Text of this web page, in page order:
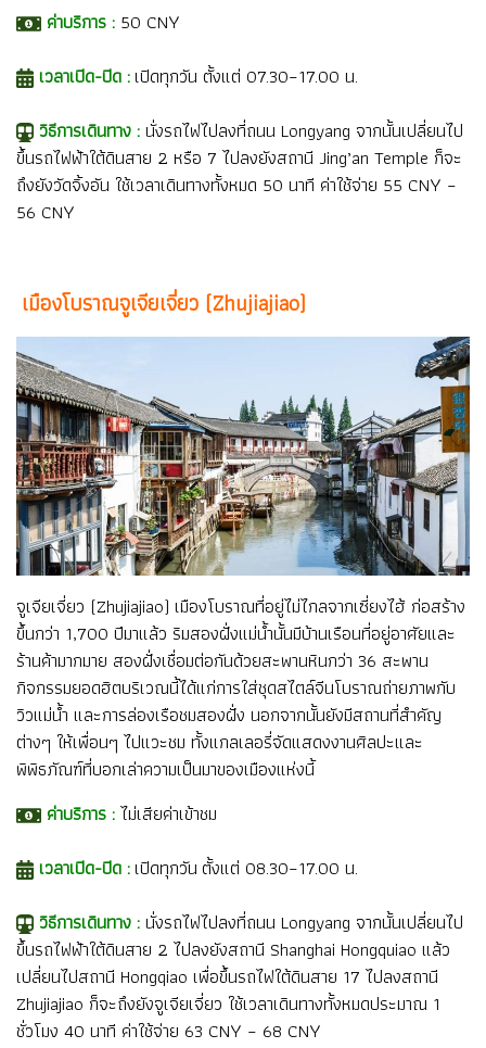
ค่าบริการ : 50 CNY
เวลาเปิด-ปิด :เปิดทุกวัน ตั้งแต่ 07.30–17.00 น.
วิธีการเดินทาง :นั่งรถไฟไปลงที่ถนน Longyang จากนั้นเปลี่ยนไป
ขึ้นรถไฟฟ้าใต้ดินสาย 2 หรือ 7 ไปลงยังสถานี Jing’an Temple ก็จะ
ถึงยังวัดจิ้งอัน ใช้เวลาเดินทางทั้งหมด 50 นาที ค่าใช้จ่าย 55 CNY –
56 CNY
เมืองโบราณจูเจียเจี่ยว (Zhujiajiao)
จูเจียเจี่ยว (Zhujiajiao) เมืองโบราณที่อยู่ไม่ไกลจากเซี่ยงไฮ้ ก่อสร้าง
ขึ้นกว่า 1,700 ปีมาแล้ว ริมสองฝั่งแม่น้ำนั้นมีบ้านเรือนที่อยู่อาศัยและ
ร้านค้ามากมาย สองฝั่งเชื่อมต่อกันด้วยสะพานหินกว่า 36 สะพาน
กิจกรรมยอดฮิตบริเวณนี้ได้แก่การใส่ชุดสไตล์จีนโบราณถ่ายภาพกับ
วิวแม่น้ำ และการล่องเรือชมสองฝั่ง นอกจากนั้นยังมีสถานที่สำคัญ
ต่างๆ ให้เพื่อนๆ ไปแวะชม ทั้งแกลเลอรี่จัดแสดงงานศิลปะและ
พิพิธภัณฑ์ที่บอกเล่าความเป็นมาของเมืองแห่งนี้
ค่าบริการ :ไม่เสียค่าเข้าชม
เวลาเปิด-ปิด :เปิดทุกวัน ตั้งแต่ 08.30–17.00 น.
วิธีการเดินทาง :นั่งรถไฟไปลงที่ถนน Longyang จากนั้นเปลี่ยนไป
ขึ้นรถไฟฟ้าใต้ดินสาย 2 ไปลงยังสถานี Shanghai Hongquiao แล้ว
เปลี่ยนไปสถานี Hongqiao เพื่อขึ้นรถไฟใต้ดินสาย 17 ไปลงสถานี
Zhujiajiao ก็จะถึงยังจูเจียเจี่ยว ใช้เวลาเดินทางทั้งหมดประมาณ 1
ชั่วโมง 40 นาที ค่าใช้จ่าย 63 CNY – 68 CNY